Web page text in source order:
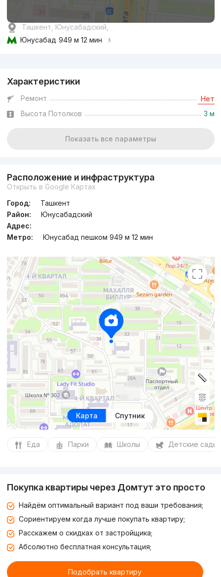
Ташкент, Юнусабадский,
Юнусабад 949 м 12 мин
Характеристики
Ремонт Нет
Высота Потолков 3 м
Показать все параметры
Расположение и инфраструктура
Открыть в Google Картах
Город:
Ташкент
Район:
Юнусабадский
Адрес:
Метро:
Юнусабад пешком 949 м 12 мин
Карта Спутник
Еда Парки Школы Детские сады
Покупка квартиры через Домтут это просто
Найдём оптимальный вариант под ваши требования;
Сориентируем когда лучше покупать квартиру;
Расскажем о скидках от застройщика;
Абсолютно бесплатная консультация;
Подобрать квартиру